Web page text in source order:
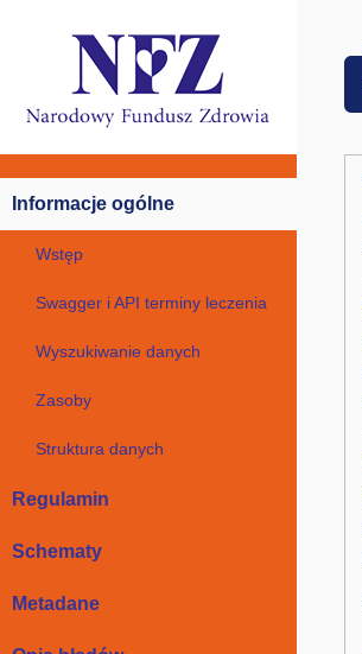
Informacje ogólne
Wstęp
Swagger i API terminy leczenia
Wyszukiwanie danych
Zasoby
Struktura danych
Regulamin
Schematy
Metadane